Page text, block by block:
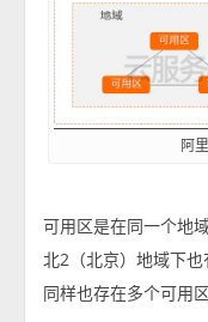
阿
可用区是在同一个地
北2（北京）地域下
同样也存在多个可用区